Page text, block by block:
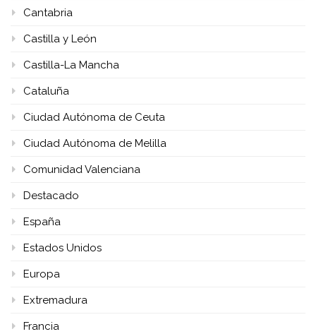
Cantabria
Castilla y León
Castilla-La Mancha
Cataluña
Ciudad Autónoma de Ceuta
Ciudad Autónoma de Melilla
Comunidad Valenciana
Destacado
España
Estados Unidos
Europa
Extremadura
Francia